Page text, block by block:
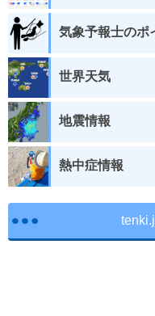
気象予報士のポ
世界天気
地震情報
熱中症情報